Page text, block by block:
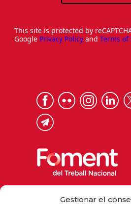
Gestionar el
This site is protected by
Google Privacy Policy and Terms of